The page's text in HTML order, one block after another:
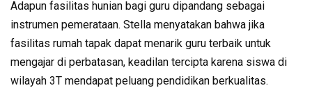
Adapun fasilitas hunian bagi guru dipandang sebagai
instrumen pemerataan. Stella menyatakan bahwa jika
fasilitas rumah tapak dapat menarik guru terbaik untuk
mengajar di perbatasan, keadilan tercipta karena siswa di
wilayah 3T mendapat peluang pendidikan berkualitas.